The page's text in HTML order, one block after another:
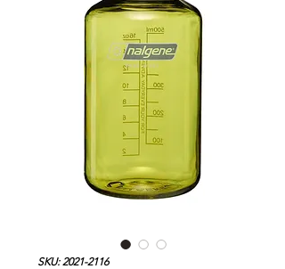
SKU: 2021-2116